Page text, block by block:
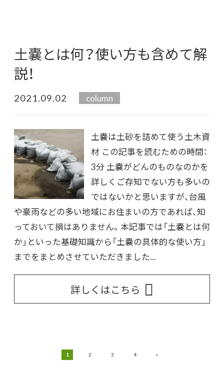
土嚢とは何？使い方も含めて解
説！
2021.09.02 column
土嚢は土砂を詰めて使う土木資
材 この記事を読むための時間：
3分 土嚢がどんのものなのかを
詳しくご存知でない方も多いの
ではないかと思いますが、台風
や豪雨などの多い地域にお住まいの方であれば、知
っておいて損はありません。本記事では「土嚢とは何
か」といった基礎知識から「土嚢の具体的な使い方」
までをまとめさせていただきました...
詳しくはこちら
1 2 3 4 »